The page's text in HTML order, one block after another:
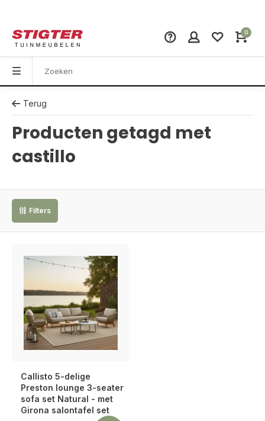
0
Terug
Producten getagd met
castillo
Filters
Callisto 5-delige
Preston lounge 3-seater
sofa set Natural - met
Girona salontafel set